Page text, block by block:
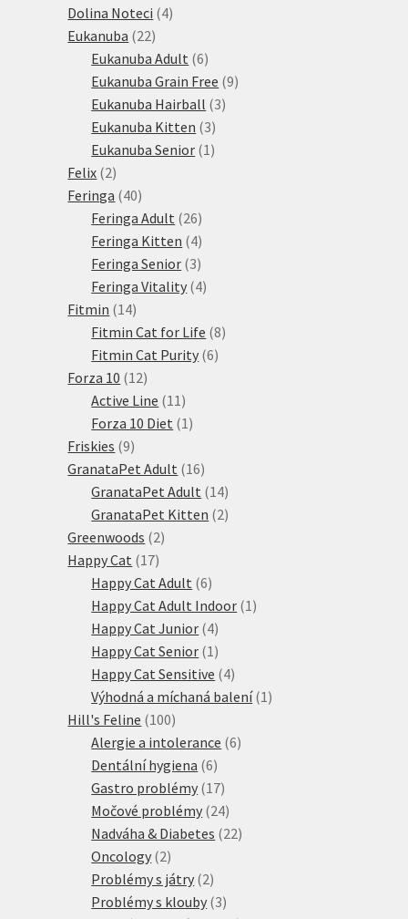
produkty
Dolina Noteci 44
Eukanuba 2222
produktů
Eukanuba Adult 66
produktů
Eukanuba Grain Free 99
Eukanuba Hairball 33
Eukanuba Kitten 33
produkty
Eukanuba Senior 1 1
Felix 22
produkty
Feringa 4040
produktů
Feringa Adult 2626
produktů
Feringa Kitten 44
produkty
Feringa Senior 33
produkty
Feringa Vitality 44
Fitmin 1414
produktů
Fitmin Cat for Life 88
Fitmin Cat Purity 66
Forza 10 1212
produktů
Active Line 11 11
produktů
Forza 10 Diet 1 1
Friskies 99
produktů
GranataPet Adult 1616
produktů
GranataPet Adult 1414
produktů
GranataPet Kitten 22
Greenwoods 22
Happy Cat 1717
produktů
Happy Cat Adult 66
produktů
Happy Cat Adult Indoor 1 1
Happy Cat Junior 44
produkty
Happy Cat Senior 1 1
produkt
Happy Cat Sensitive 44
produkty
Výhodná a míchaná balení 1 1
Hill's Feline 100100
produktů
Alergie a intolerance 66
Dentální hygiena 66
produktů
Gastro problémy 1717
produktů
Močové problémy 2424
produktů
Nadváha & Diabetes 2222
Oncology 22
produkty
Problémy s játry 22
produkty
Problémy s klouby 33